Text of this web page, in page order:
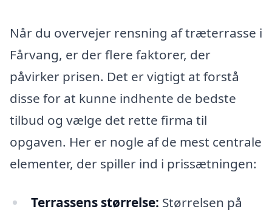
Når du overvejer rensning af træterrasse i
Fårvang, er der flere faktorer, der
påvirker prisen. Det er vigtigt at forstå
disse for at kunne indhente de bedste
tilbud og vælge det rette firma til
opgaven. Her er nogle af de mest centrale
elementer, der spiller ind i prissætningen:
Terrassens størrelse: Størrelsen på